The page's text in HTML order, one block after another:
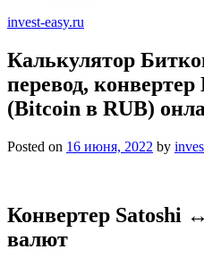
invest-easy.ru
Калькулятор
перевод,
(Bitcoin в RUB)
Posted on 16 июня, 2022 by
Конвертер Satoshi
валют